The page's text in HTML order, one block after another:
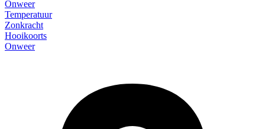
Onweer
Temperatuur
Zonkracht
Hooikoorts
Onweer